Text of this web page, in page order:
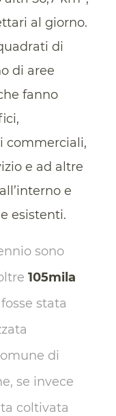
al giorno.
di
di aree
fanno
commerciali,
e ad altre
e
esistenti.
sono
105mila
stata
di
se invece
coltivata